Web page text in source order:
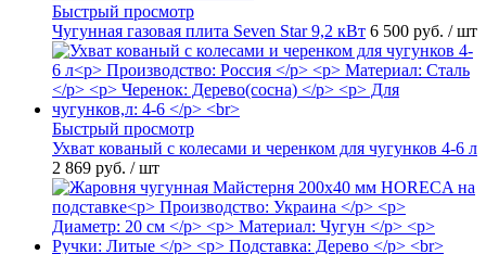
Быстрый просмотр
Чугунная газовая плита Seven Star 9,2 кВт 6 500 руб. / шт
Быстрый просмотр
Ухват кованый с колесами и черенком для чугунков 4-6 л
2 869 руб. / шт